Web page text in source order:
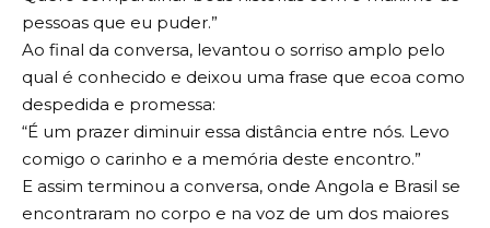
pessoas que eu puder.”
Ao final da conversa, levantou o sorriso amplo pelo
qual é conhecido e deixou uma frase que ecoa como
despedida e promessa:
“É um prazer diminuir essa distância entre nós. Levo
comigo o carinho e a memória deste encontro.”
E assim terminou a conversa, onde Angola e Brasil se
encontraram no corpo e na voz de um dos maiores